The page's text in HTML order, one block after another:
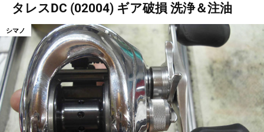
タレスDC (02004) ギア破損 洗浄＆注油
シマノ